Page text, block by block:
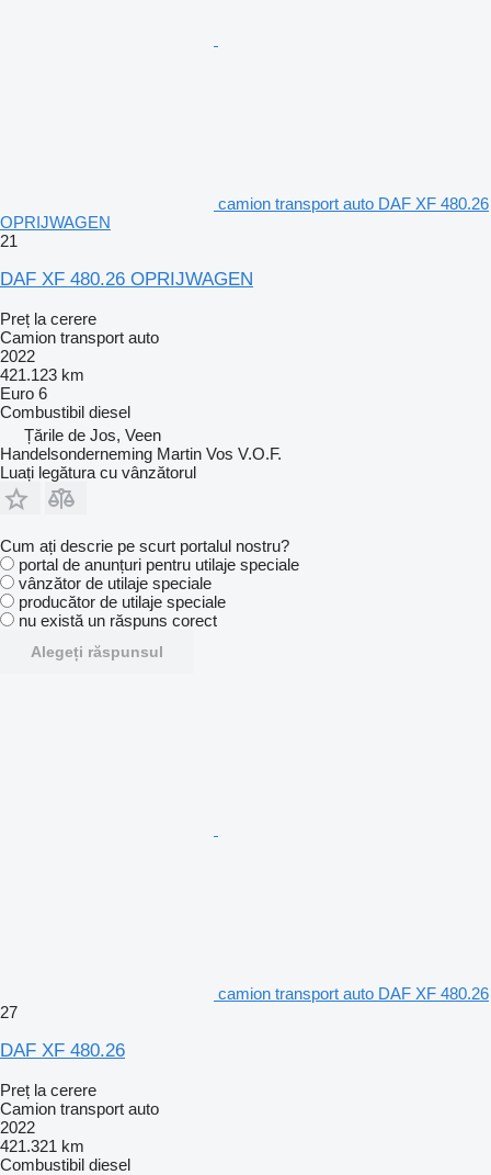
camion transport auto DAF XF 480.26
OPRIJWAGEN
21
DAF XF 480.26 OPRIJWAGEN
Preț la cerere
Camion transport auto
2022
421.123 km
Euro 6
Combustibil diesel
Țările de Jos, Veen
Handelsonderneming Martin Vos V.O.F.
Luați legătura cu vânzătorul
Cum ați descrie pe scurt portalul nostru?
portal de anunțuri pentru utilaje speciale
vânzător de utilaje speciale
producător de utilaje speciale
nu există un răspuns corect
Alegeți răspunsul
camion transport auto DAF XF 480.26
27
DAF XF 480.26
Preț la cerere
Camion transport auto
2022
421.321 km
Combustibil diesel